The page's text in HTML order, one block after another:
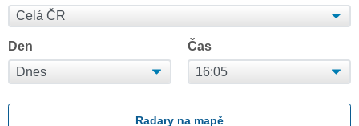
Den Čas
Radary na mapě